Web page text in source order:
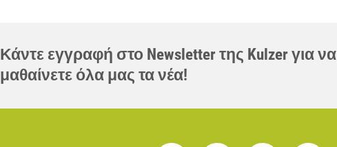
Κάντε εγγραφή στο Newsletter της Kulzer για να
μαθαίνετε όλα μας τα νέα!